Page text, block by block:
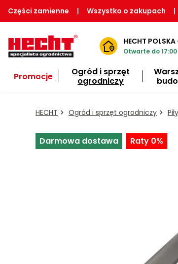
Części zamienne | Wszystko o zakupach |
HECHT
Otwarte do 17:00
Promocje
Ogród i sprzęt
ogrodniczy
HECHT Ogród i sprzęt ogrodniczy
Darmowa dostawa Raty 0%